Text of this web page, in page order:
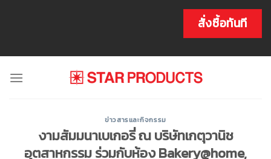
สั่งซื้อทันที
ข่าวสารและกิจกรรม
งามสัมมนาเบเกอรี่ ณ บริษัทเกตุวานิช
อุตสาหกรรม ร่วมกับห้อง Bakery@home,